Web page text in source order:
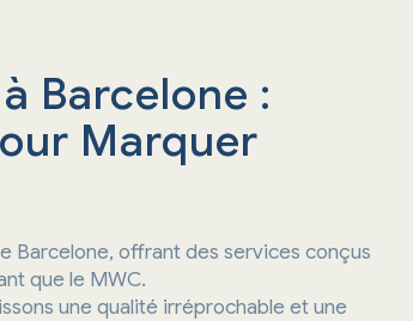
Barcelone :
Marquer
Barcelone, offrant des services conçus
que le MWC.
une qualité irréprochable et une